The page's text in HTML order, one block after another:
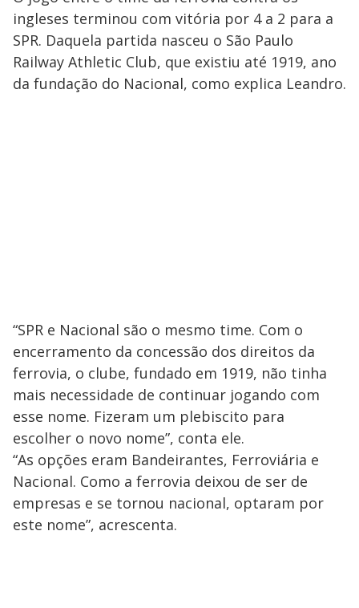
ingleses terminou com vitória por 4 a 2 para a
SPR. Daquela partida nasceu o São Paulo
Railway Athletic Club, que existiu até 1919, ano
da fundação do Nacional, como explica Leandro.
“SPR e Nacional são o mesmo time. Com o
encerramento da concessão dos direitos da
ferrovia, o clube, fundado em 1919, não tinha
mais necessidade de continuar jogando com
esse nome. Fizeram um plebiscito para
escolher o novo nome”, conta ele.
“As opções eram Bandeirantes, Ferroviária e
Nacional. Como a ferrovia deixou de ser de
empresas e se tornou nacional, optaram por
este nome”, acrescenta.